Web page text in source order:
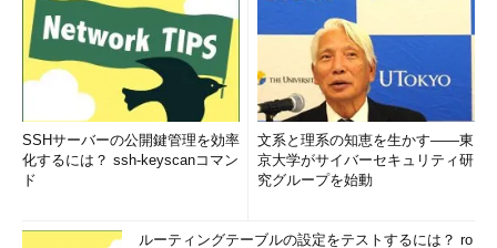
SSHサーバーの公開鍵管理を効率
化するには？ ssh-keyscanコマン
ド
文系と理系の知恵を生かす――東
京大学がサイバーセキュリティ研
究グループを始動
ルーティングテーブルの設定をテストするには？ ro